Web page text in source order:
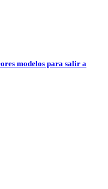
modelos para salir a